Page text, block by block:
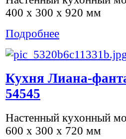
400 x 300 x 920 мм
Подробнее
Кухня Лиана-
54545
Настенный кухонный
600 x 300 x 720 мм